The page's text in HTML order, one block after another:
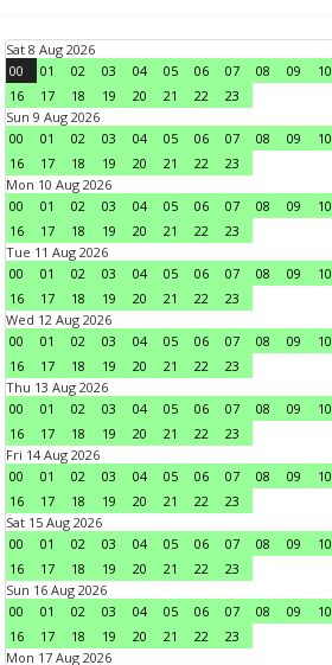
Sat 8 Aug 2026
00
01 02 03 04 05 06 07 08 09 10
16
17 18 19 20 21 22
23
Sun 9 Aug 2026
00
01 02 03 04 05 06 07 08 09 10
16
17 18 19 20 21 22
23
Mon 10 Aug 2026
00
01 02 03 04 05 06 07 08 09 10
16
17 18 19 20 21 22
23
Tue 11 Aug 2026
00
01 02 03 04 05 06 07 08 09 10
16
17 18 19 20 21 22
23
Wed 12 Aug 2026
00
01 02 03 04 05 06 07 08 09 10
16
17 18 19 20 21 22
23
Thu 13 Aug 2026
00
01 02 03 04 05 06 07 08 09 10
16
17 18 19 20 21 22
23
Fri 14 Aug 2026
00
01 02 03 04 05 06 07 08 09 10
16
17 18 19 20 21 22
23
Sat 15 Aug 2026
00
01 02 03 04 05 06 07 08 09 10
16
17 18 19 20 21 22
23
Sun 16 Aug 2026
00
01 02 03 04 05 06 07 08 09 10
16
17 18 19 20 21 22
23
Mon 17 Aug 2026